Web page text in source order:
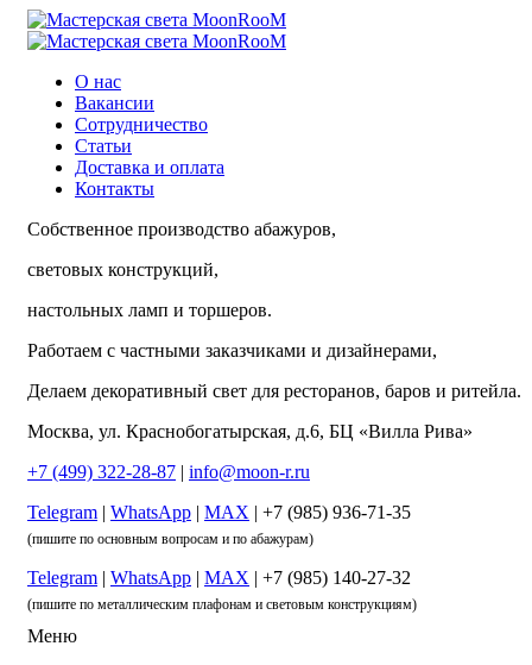
О нас
Вакансии
Сотрудничество
Статьи
Доставка и оплата
Контакты
Собственное производство абажуров,
световых конструкций,
настольных ламп и торшеров.
Работаем с частными заказчиками и дизайнерами,
Делаем декоративный свет для ресторанов, баров и ритейла.
Москва, ул. Краснобогатырская, д.6, БЦ «Вилла Рива»
+7 (499) 322-28-87 | info@moon-r.ru
Telegram | WhatsApp | MAX | +7 (985) 936-71-35
(пишите по основным вопросам и по абажурам)
Telegram | WhatsApp | MAX | +7 (985) 140-27-32
(пишите по металлическим плафонам и световым конструкциям)
Меню